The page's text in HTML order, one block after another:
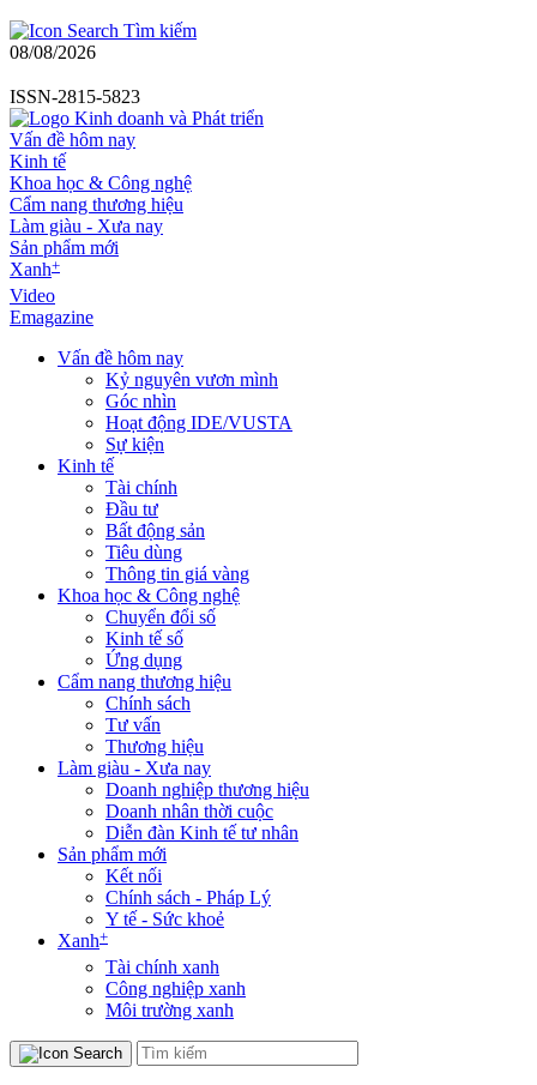
Tìm kiếm
08/08/2026
ISSN-2815-5823
Vấn đề hôm nay
Kinh tế
Khoa học & Công nghệ
Cẩm nang thương hiệu
Làm giàu - Xưa nay
Sản phẩm mới
Xanh+
Video
Emagazine
Vấn đề hôm nay
Kỷ nguyên vươn mình
Góc nhìn
Hoạt động IDE/VUSTA
Sự kiện
Kinh tế
Tài chính
Đầu tư
Bất động sản
Tiêu dùng
Thông tin giá vàng
Khoa học & Công nghệ
Chuyển đổi số
Kinh tế số
Ứng dụng
Cẩm nang thương hiệu
Chính sách
Tư vấn
Thương hiệu
Làm giàu - Xưa nay
Doanh nghiệp thương hiệu
Doanh nhân thời cuộc
Diễn đàn Kinh tế tư nhân
Sản phẩm mới
Kết nối
Chính sách - Pháp Lý
Y tế - Sức khoẻ
Xanh+
Tài chính xanh
Công nghiệp xanh
Môi trường xanh